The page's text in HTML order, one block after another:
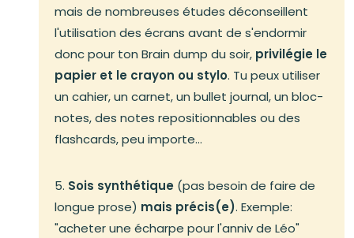
mais de nombreuses études déconseillent
l'utilisation des écrans avant de s'endormir
donc pour ton Brain dump du soir, privilégie le
papier et le crayon ou stylo. Tu peux utiliser
un cahier, un carnet, un bullet journal, un bloc-
notes, des notes repositionnables ou des
flashcards, peu importe...
5. Sois synthétique(pas besoin de faire de
longue prose) mais précis(e). Exemple:
"acheter une écharpe pour l'anniv de Léo"